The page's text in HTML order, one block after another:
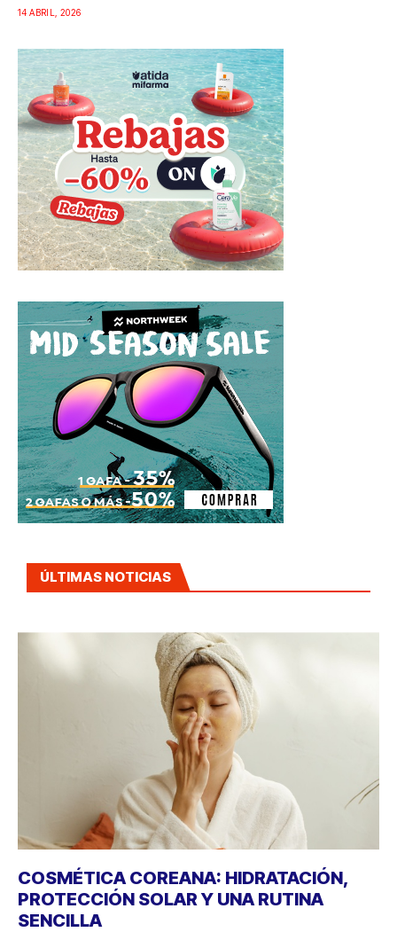
14 ABRIL, 2026
ÚLTIMAS NOTICIAS
COSMÉTICA COREANA: HIDRATACIÓN,
PROTECCIÓN SOLAR Y UNA RUTINA
SENCILLA